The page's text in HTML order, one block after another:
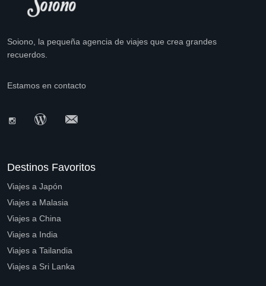
Soiono, la pequeña agencia de viajes que crea grandes
recuerdos.
Estamos en contacto
Destinos Favoritos
Viajes a Japón
Viajes a Malasia
Viajes a China
Viajes a India
Viajes a Tailandia
Viajes a Sri Lanka